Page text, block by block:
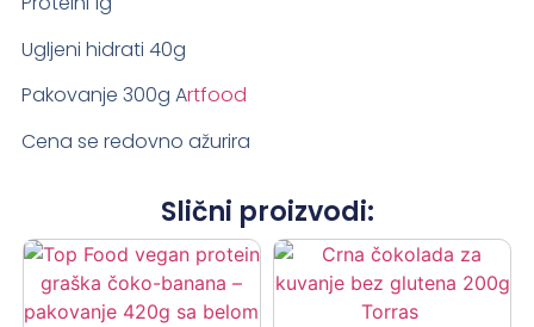
Ugljeni hidrati 40g
Pakovanje 300g Artfood
Cena se redovno ažurira
Slični proizvodi: